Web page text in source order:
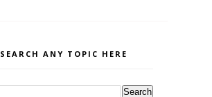
SEARCH ANY TOPIC HERE